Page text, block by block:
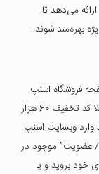
می‌دهد تا
بهره‌مند شوند.
فروشگاه اسنپ
مارکت در وبسایت موپُن شده و کد کوپن مورد نظر مثلا کد تخفیف 60 هزار
وارد وبسایت اسنپ
/ عضویت” موجود در
بروید و یا